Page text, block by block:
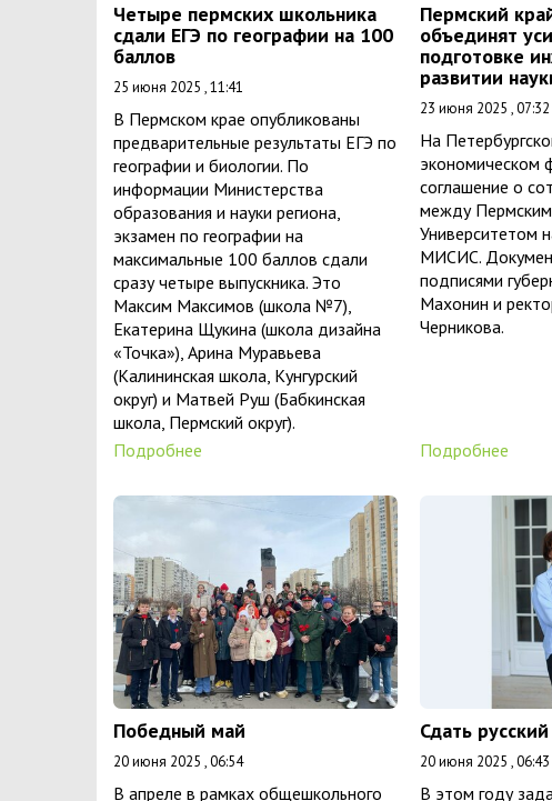
Четыре пермских школьника
сдали ЕГЭ по географии на 100
баллов
25 июня 2025 , 11:41
В Пермском крае опубликованы
предварительные результаты ЕГЭ по
географии и биологии. По
информации Министерства
образования и науки региона,
экзамен по географии на
максимальные 100 баллов сдали
сразу четыре выпускника. Это
Максим Максимов (школа №7),
Екатерина Щукина (школа дизайна
«Точка»), Арина Муравьева
(Калининская школа, Кунгурский
округ) и Матвей Руш (Бабкинская
школа, Пермский округ).
Подробнее
Пермский
объединят
подготовке
развитии
23 июня 2025 , 07:32
На
экономическом
соглашение о
между
Университетом
МИСИС.
подписями
Махонин и
Черникова.
Подробнее
Победный май
20 июня 2025 , 06:54
В апреле в рамках общешкольного
Сдать
20 июня 2025 , 06:43
В этом году